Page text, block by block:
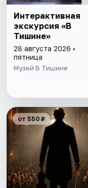
Интерактивная
экскурсия «В
Тишине»
28 августа 2026 •
пятница
Музей В Тишине
от 550 ₽